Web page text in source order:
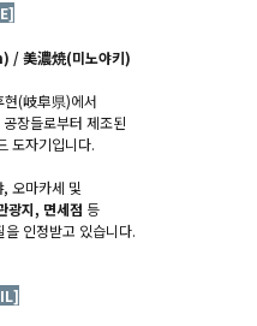
美濃焼(미노야키)
현(岐阜県)에서
장들로부터 제조된
도자기입니다.
오마카세 및
광지, 면세점 등
인정받고 있습니다.